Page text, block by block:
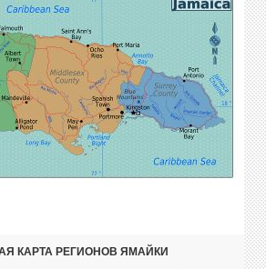
КАРТА РЕГИОНОВ ЯМАЙКИ